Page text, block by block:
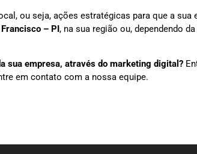
ou seja, ações estratégicas para que a sua
– PI, na sua região ou, dependendo
sua empresa, através do marketing digital?
em contato com a nossa equipe.